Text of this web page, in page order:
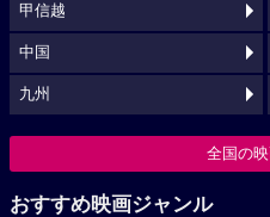
甲信越
中国
九州
全国の
おすすめ映画ジャンル